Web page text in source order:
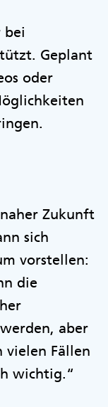
bei
Geplant
oder
Zukunft
sich
vorstellen:
die
aber
vielen Fällen
wichtig.“